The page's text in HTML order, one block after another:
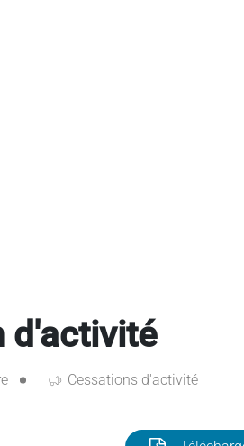
d'activité
Cessations d'activité